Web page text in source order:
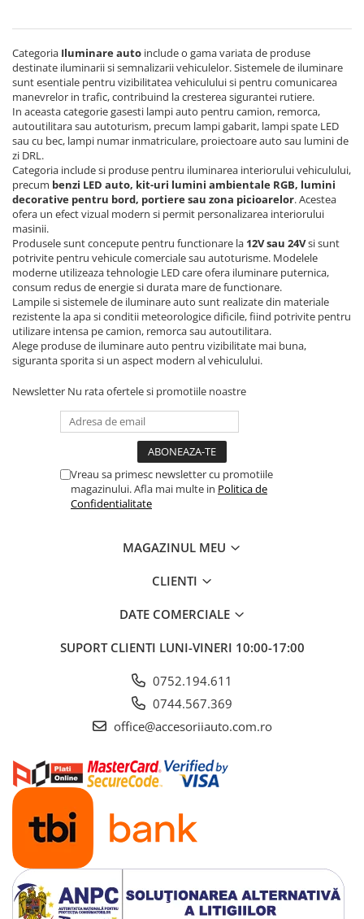
Covorase SUZUKI
Covorase TOYOTA
Covorase VOLKSWAGEN
Covorase VOLVO
Tavite Portbagaj
ELECTRICE AUTO
Adaptoare Bricheta Auto
Antene Auto
Banda izolatoare
Borne Baterie
Bricheta Auto
Cabluri Alimentare Date Telefon
Cabluri de Pornire
Claxoane Auto
Incarcatoare Auto
Papuci / Conectori Electrici
Redresoare Auto
Becuri LED Far & Proiector
Becuri Led STOP FRANA
Becuri Led SOFIT
Becuri HALOGEN
Becuri XENON
Becuri STICLA
Girofare Auto
Lampi Auto
Lampi LED SPATE
Lampi BEC SPATE
Categoria Iluminare auto include o gama variata de produse
destinate iluminarii si semnalizarii vehiculelor. Sistemele de iluminare
sunt esentiale pentru vizibilitatea vehiculului si pentru comunicarea
manevrelor in trafic, contribuind la cresterea sigurantei rutiere.
In aceasta categorie gasesti lampi auto pentru camion, remorca,
autoutilitara sau autoturism, precum lampi gabarit, lampi spate LED
sau cu bec, lampi numar inmatriculare, proiectoare auto sau lumini de
zi DRL.
Categoria include si produse pentru iluminarea interiorului vehiculului,
precum benzi LED auto, kit-uri lumini ambientale RGB, lumini
decorative pentru bord, portiere sau zona picioarelor. Acestea
ofera un efect vizual modern si permit personalizarea interiorului
masinii.
Produsele sunt concepute pentru functionare la 12V sau 24Vsi sunt
potrivite pentru vehicule comerciale sau autoturisme. Modelele
moderne utilizeaza tehnologie LED care ofera iluminare puternica,
consum redus de energie si durata mare de functionare.
Lampile si sistemele de iluminare auto sunt realizate din materiale
rezistente la apa si conditii meteorologice dificile, fiind potrivite pentru
utilizare intensa pe camion, remorca sau autoutilitara.
Alege produse de iluminare auto pentru vizibilitate mai buna,
siguranta sporita si un aspect modern al vehiculului.
Newsletter Nu rata ofertele si promotiile noastre
Vreau sa primesc newsletter cu promotiile
magazinului. Afla mai multe in Politica de
Confidentialitate
MAGAZINUL MEU
CLIENTI
DATE COMERCIALE
SUPORT CLIENTI LUNI-VINERI 10:00-17:00
0752.194.611
0744.567.369
office@accesoriiauto.com.ro